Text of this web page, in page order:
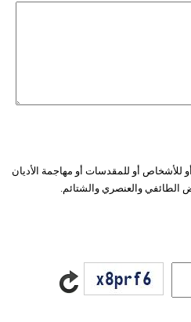
للأشخاص أو للمقدسات أو مهاجمة الأديان
الطائفي والعنصري والشتائم.